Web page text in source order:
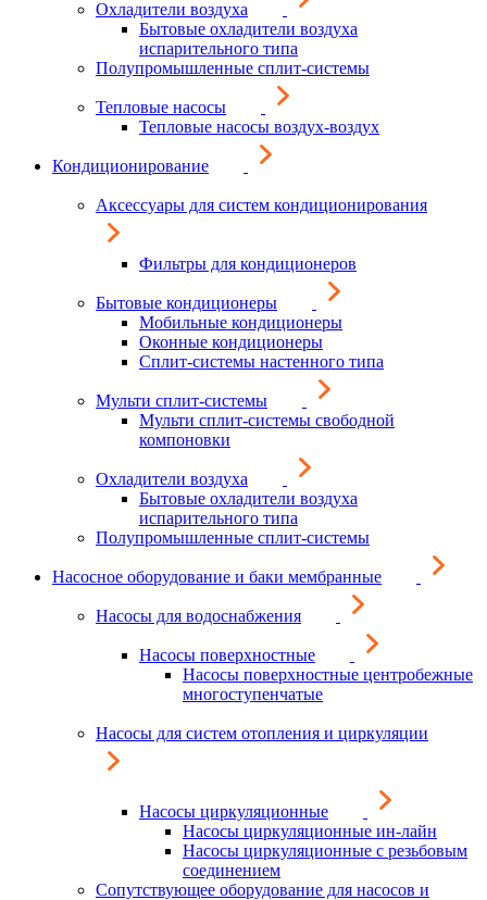
Охладители воздуха
Бытовые охладители воздуха
испарительного типа
Полупромышленные сплит-системы
Тепловые насосы
Тепловые насосы воздух-воздух
Кондиционирование
Аксессуары для систем кондиционирования
Фильтры для кондиционеров
Бытовые кондиционеры
Мобильные кондиционеры
Оконные кондиционеры
Сплит-системы настенного типа
Мульти сплит-системы
Мульти сплит-системы свободной
компоновки
Охладители воздуха
Бытовые охладители воздуха
испарительного типа
Полупромышленные сплит-системы
Насосное оборудование и баки мембранные
Насосы для водоснабжения
Насосы поверхностные
Насосы поверхностные центробежные
многоступенчатые
Насосы для систем отопления и циркуляции
Насосы циркуляционные
Насосы циркуляционные ин-лайн
Насосы циркуляционные с резьбовым
соединением
Сопутствующее оборудование для насосов и